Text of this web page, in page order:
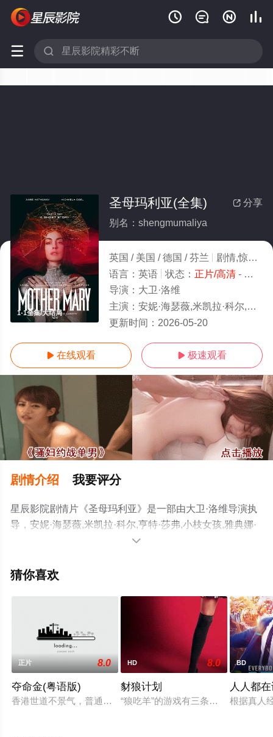
   
 
1-1全集/大结局
 分享
圣母玛利亚(全集)
别名：shengmumaliya
英国 / 美国 / 德国 / 芬兰
剧情,惊悚,音乐,剧情片
语言： 英语 状态： 正片/高清- 免费在线观看
导演： 大卫·洛维
主演： 安妮·海瑟薇,米凯拉·科尔,亨特·莎弗,小枝女孩,雅典娜·弗里泽尔,凯雅·基伯,杰西卡·布朗·芬德利,伊绍拉·巴贝-布朗,阿
更新时间： 2026-05-20
 在线观看  极速观看
剧情介绍 我要评分
星辰影院剧情片《圣母玛利亚》是一部由大卫·洛维导演执
导，安妮·海瑟薇,米凯拉·科尔,亨特·莎弗,小枝女孩,雅典娜·
弗里泽尔,凯雅·基伯,杰西卡·布朗·芬德利,伊绍拉·巴贝-布朗,
劳拉·米金,朱莉娅·斯托尔巴,丹尼·维塔勒等演员精彩演绎的
集），手机免费观看高清无删减完整版电影大全就上星辰
影视，更多相关信息可移步至豆瓣电影、电视猫或剧情网
等平台了解。

猜你喜欢
正片 8.0
夺命金(粤语版)
香港世道不景气，普通人的日子不好过，连黑白两道的人也日
HD 8.0
豺狼计划
“狼吃羊”的游戏有三条准则：一是避
BD
人人都
根据真人